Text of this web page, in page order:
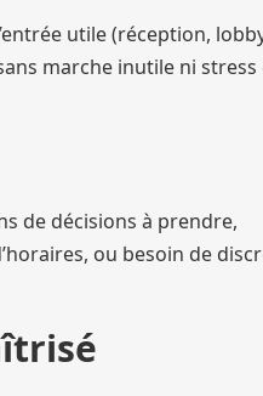
utile (réception,
marche inutile ni stress
de décisions à prendre,
ou besoin de